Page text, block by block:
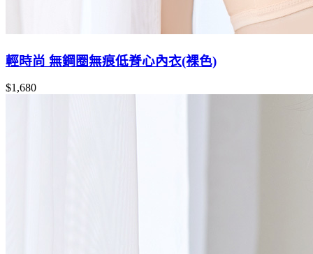
輕時尚 無鋼圈無痕低脊心內衣(裸色)
$1,680